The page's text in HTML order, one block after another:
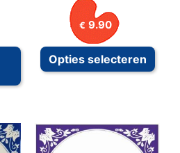
€ 9.90
Opties selecteren
Dit
Deze